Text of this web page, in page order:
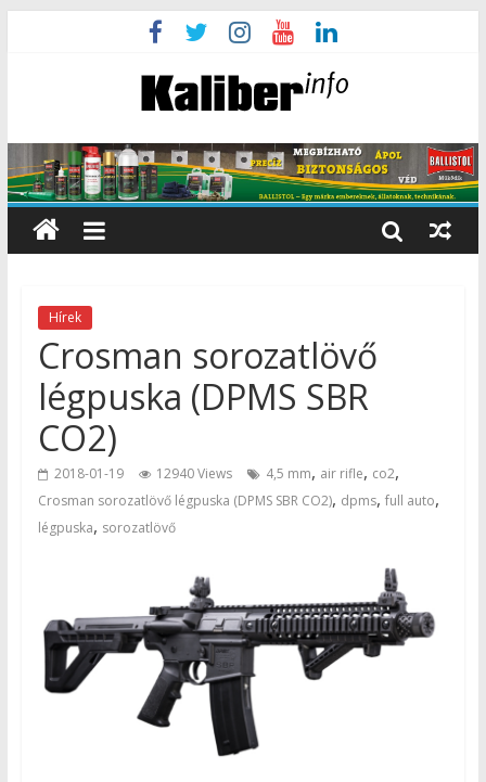
Hírek
Crosman sorozatlövő
légpuska (DPMS SBR
CO2)
2018-01-19 12940 Views 4,5 mm, air rifle, co2,
Crosman sorozatlövő légpuska (DPMS SBR CO2), dpms, full auto,
légpuska, sorozatlövő